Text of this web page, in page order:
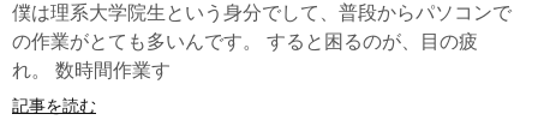
僕は理系大学院生という身分でして、普段からパソコンで
の作業がとても多いんです。 すると困るのが、目の疲
れ。 数時間作業す
記事を読む